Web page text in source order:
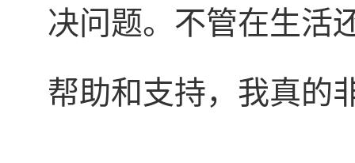
决问题。不管在生活
帮助和支持，我真的